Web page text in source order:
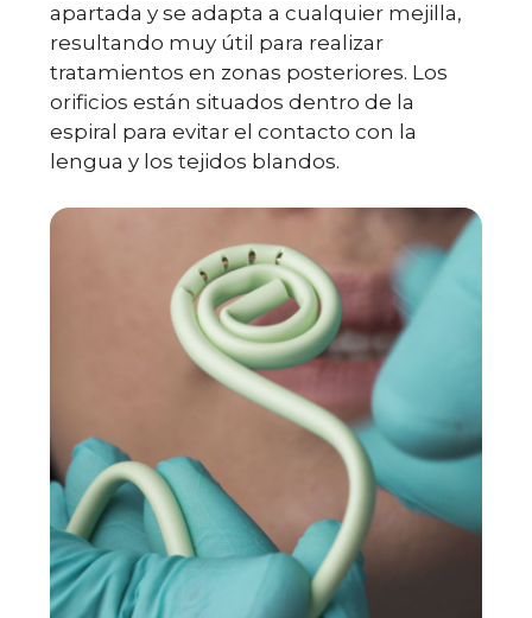
apartada y se adapta a cualquier mejilla,
resultando muy útil para realizar
tratamientos en zonas posteriores. Los
orificios están situados dentro de la
espiral para evitar el contacto con la
lengua y los tejidos blandos.